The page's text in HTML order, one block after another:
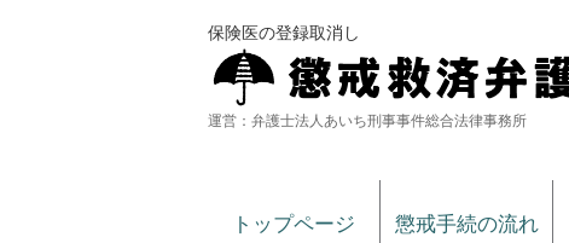
保険医の登録取消し
運営：弁護士法人あいち刑事事件総合法律事務所
トップページ 懲戒手続の流れ